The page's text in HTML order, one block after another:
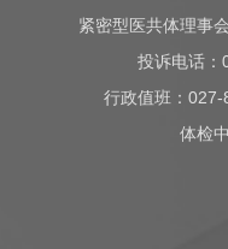
紧密型医共体理事
投诉电话：
行政值班：027-
体检